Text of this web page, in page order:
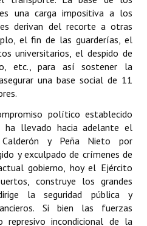
una carga impositiva a los
derivan del recorte a otras
el fin de las guarderías, el
universitarios, el despido de
etc., para así sostener la
una base social de 11
político establecido
ha llevado hacia adelante el
y Peña Nieto por
y exculpado de crímenes de
gobierno, hoy el Ejército
construye los grandes
la seguridad pública y
Si bien las fuerzas
represivo incondicional de la